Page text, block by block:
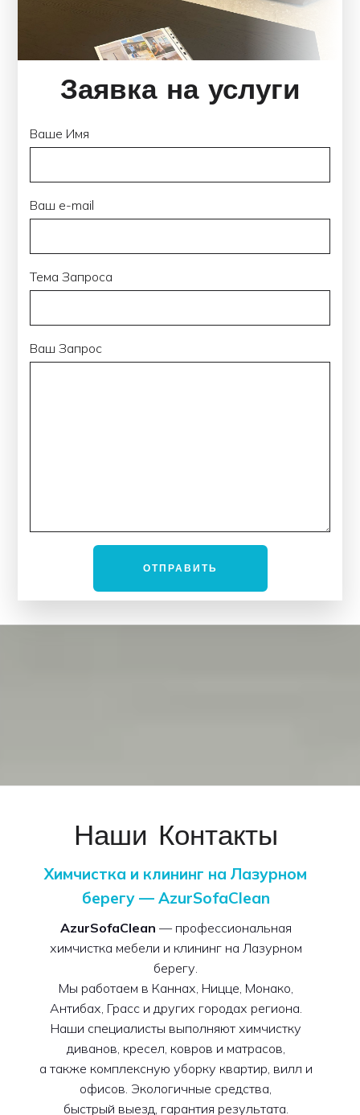
Заявка на услуги
Ваше Имя
Ваш e-mail
Тема Запроса
Ваш Запрос
Наши Контакты
Химчистка и клининг на Лазурном
берегу — AzurSofaClean
AzurSofaClean — профессиональная
химчистка мебели и клининг на Лазурном
берегу.
Мы работаем в Каннах, Ницце, Монако,
Антибах, Грасс и других городах региона.
Наши специалисты выполняют химчистку
диванов, кресел, ковров и матрасов,
а также комплексную уборку квартир, вилл и
офисов. Экологичные средства,
быстрый выезд, гарантия результата.